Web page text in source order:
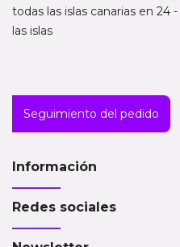
todas las islas canarias en 24
las islas
Seguimiento del pedido
Información
Redes sociales